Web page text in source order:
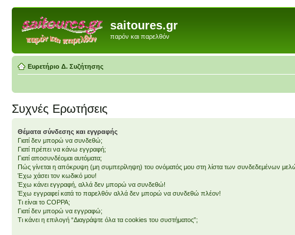
saitoures.gr
παρόν και παρελθόν
Ευρετήριο Δ. Συζήτησης
Συχνές Ερωτήσεις
Θέματα σύνδεσης και εγγραφής
Γιατί δεν μπορώ να συνδεθώ;
Γιατί πρέπει να κάνω εγγραφή;
Γιατί αποσυνδέομαι αυτόματα;
Πώς γίνεται η απόκρυψη (μη συμπερίληψη) του ονόματός μου στη λίστα των συνδεδεμένων
Έχω χάσει τον κωδικό μου!
Έχω κάνει εγγραφή, αλλά δεν μπορώ να συνδεθώ!
Έχω εγγραφεί κατά το παρελθόν αλλά δεν μπορώ να συνδεθώ πλέον!
Τι είναι το COPPA;
Γιατί δεν μπορώ να εγγραφώ;
Τι κάνει η επιλογή “Διαγράψτε όλα τα cookies του συστήματος”;